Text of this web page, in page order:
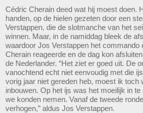
Cédric Cherain deed wat hij moest doen.
handen, op de hielen gezeten door een
Verstappen, die de slotmanche van het
winnen. Maar, in de namiddag bleek de
waardoor Jos Verstappen het commando
Cherain reageerde en de dag kon
de Nederlander. “Het ziet er goed uit. De
vanochtend echt niet eenvoudig met die
vorig jaar niet gereden heb, moest ik toch
inbouwen. Op het ijs was het moeilijk in
we konden nemen. Vanaf de tweede
verhogen,” aldus Jos Verstappen.